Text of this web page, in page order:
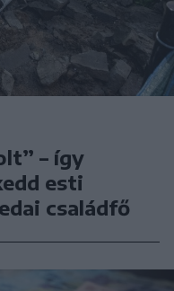
– így
esti
családfő